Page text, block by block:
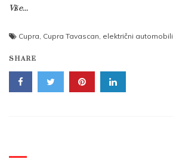
Više...
Cupra, Cupra Tavascan, električni automobili
SHARE